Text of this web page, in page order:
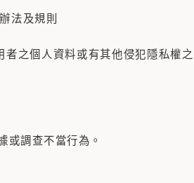
法及規則
之個人資料或有其他侵犯隱私權
調查不當行為。